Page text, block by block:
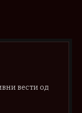
вести од